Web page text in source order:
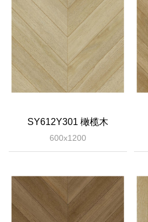
SY612Y301 橄榄木
600x1200